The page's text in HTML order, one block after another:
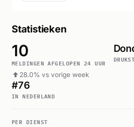
Statistieken
10
MELDINGEN AFGELOPEN 24 UUR
28.0% vs vorige week
#76
IN NEDERLAND
PER DIENST